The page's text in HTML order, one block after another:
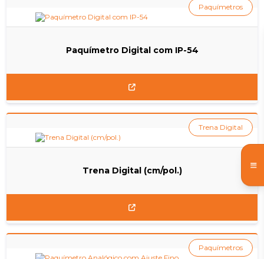
Paquímetro Digital com IP-54
Paquímetros
Trena Digital (cm/pol.)
Trena Digital
Paquímetros